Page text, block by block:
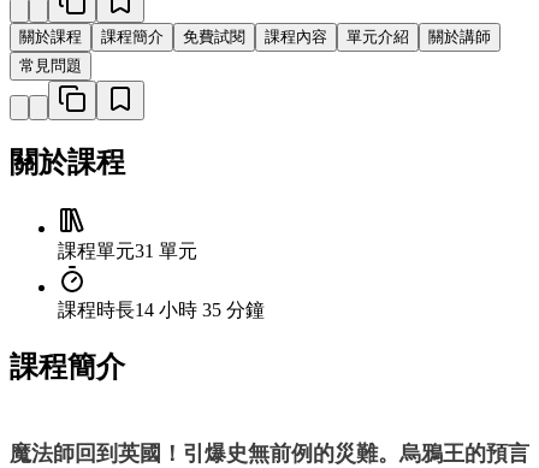
關於課程 課程簡介 免費試閱 課程內容 單元介紹
關於講師
常見問題
關於課程
課程單元31 單元
課程時長14 小時 35 分鐘
課程簡介
魔法師回到英國！引爆史無前例的災難。烏鴉王的預言